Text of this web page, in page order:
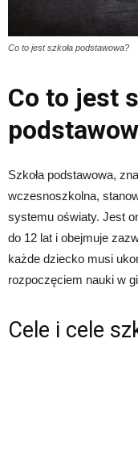
Co to jest szkoła podstawowa?
Co to jest
Szkoła podstawowa,
wczesnoszkolna,
systemu oświaty. Jest
do 12 lat i obejmuje
każde dziecko musi
rozpoczęciem nauki w
Cele i cele